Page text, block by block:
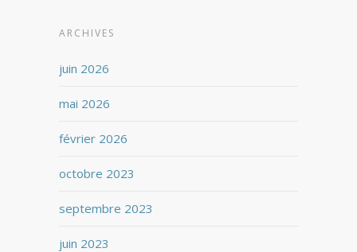
ARCHIVES
juin 2026
mai 2026
février 2026
octobre 2023
septembre 2023
juin 2023